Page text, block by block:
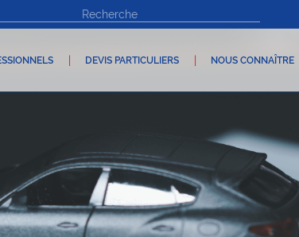
DEVIS PARTICULIERS NOUS CONNAÎTRE